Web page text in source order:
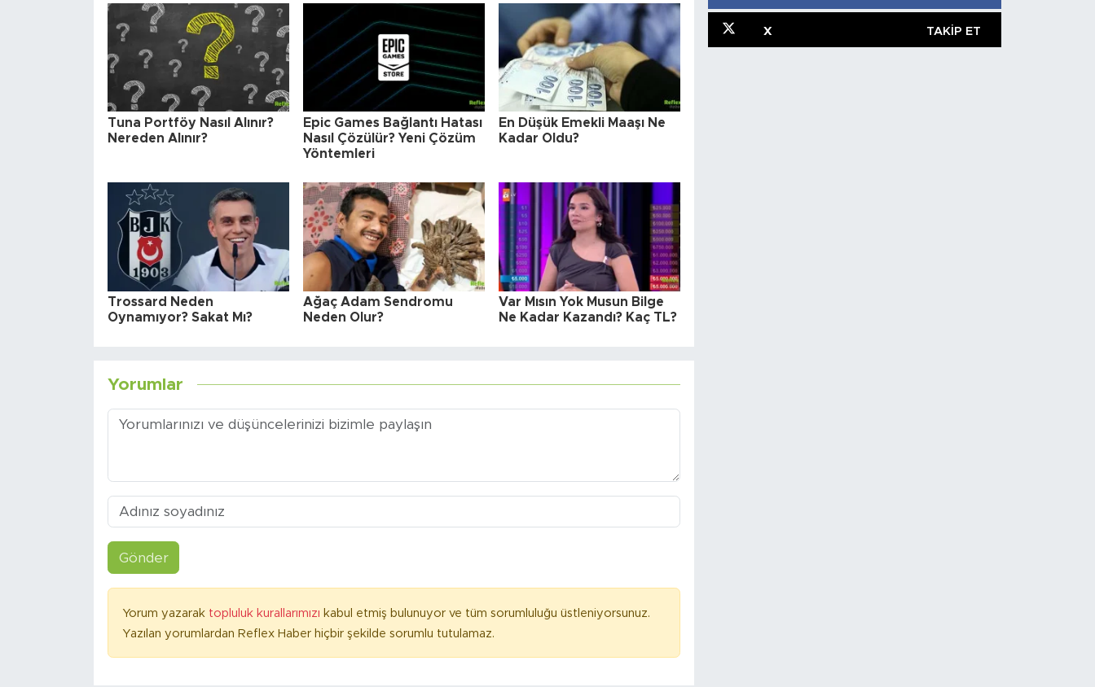
Tuna Portföy Nasıl Alınır?
Nereden Alınır?
Epic Games Bağlantı Hatası
Nasıl Çözülür? Yeni Çözüm
Yöntemleri
En Düşük Emekli Maaşı Ne
Kadar Oldu?
Trossard Neden
Oynamıyor? Sakat Mı?
Ağaç Adam Sendromu
Neden Olur?
Var Mısın Yok Musun Bilge
Ne Kadar Kazandı? Kaç TL?
Yorumlar
Gönder
Yorum yazarak topluluk kurallarımızı kabul etmiş bulunuyor ve tüm sorumluluğu üstleniyorsunuz.
Yazılan yorumlardan Reflex Haber hiçbir şekilde sorumlu tutulamaz.
X TAKIP ET